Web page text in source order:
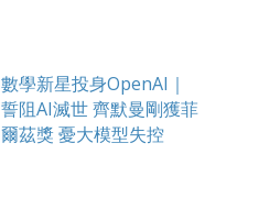
數學新星投身OpenAI｜
誓阻AI滅世 齊默曼剛獲菲
爾茲獎 憂大模型失控